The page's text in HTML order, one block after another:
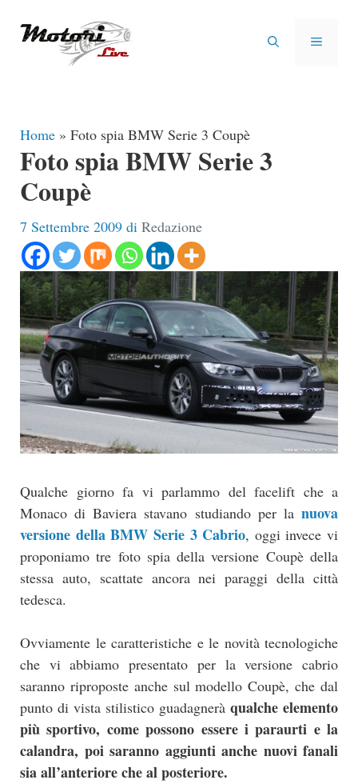
MENU
Home » Foto spia BMW Serie 3 Coupè
Foto spia BMW Serie 3
Coupè
7 Settembre 2009 di Redazione
Qualche giorno fa vi parlammo del facelift che a
Monaco di Baviera stavano studiando per la nuova
versione della BMW Serie 3 Cabrio, oggi invece vi
proponiamo tre foto spia della versione Coupè della
stessa auto, scattate ancora nei paraggi della città
tedesca.
Ovviamente le caratteristiche e le novità tecnologiche
che vi abbiamo presentato per la versione cabrio
saranno riproposte anche sul modello Coupè, che dal
punto di vista stilistico guadagnerà qualche elemento
più sportivo, come possono essere i paraurti e la
calandra, poi saranno aggiunti anche nuovi fanali
sia all’anteriore che al posteriore.